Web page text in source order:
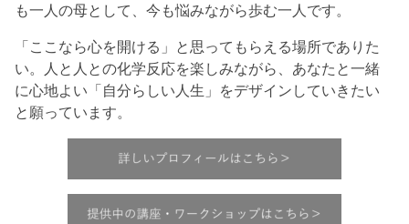
も一人の母として、今も悩みながら歩む一人です。
「ここなら心を開ける」と思ってもらえる場所でありた
い。人と人との化学反応を楽しみながら、あなたと一緒
に心地よい「自分らしい人生」をデザインしていきたい
と願っています。